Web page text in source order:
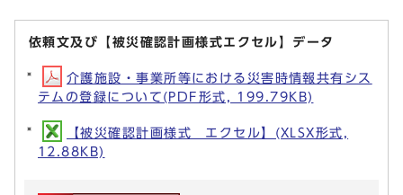
依頼文及び【被災確認計画様式エクセル】データ
介護施設・事業所等における災害時情報共有シス
テムの登録について(PDF形式, 199.79KB)
【被災確認計画様式 エクセル】(XLSX形式,
12.88KB)